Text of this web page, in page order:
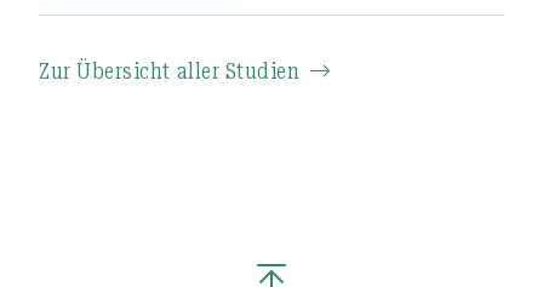
Zur Übersicht aller Studien